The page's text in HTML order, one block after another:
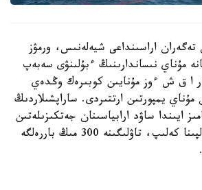
اراسىنداعى شيەلەنىس، ورمۋز
مۇناي نىساندارىنىڭ ءبۇلىنۋى سەبەپ
ا ق ش ءوز مۇنايىن كوبىرەك وڭدەي
مۇناي يمپورتىن ارتتىردى. ساراپشىلاردىڭ
ايىندا ساۋد ارابياسىنان جەتكىزىلەتىن
مۇناي كولەمى قايتا قالپىنا كەلىپ، تاۋلىگىنە 300 مىڭ باررەلگە